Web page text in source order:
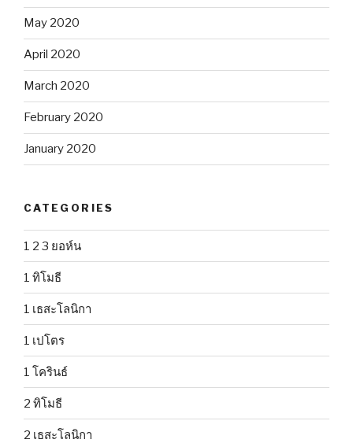
May 2020
April 2020
March 2020
February 2020
January 2020
CATEGORIES
1 2 3 ยอห์น
1 ทิโมธี
1 เธสะโลนิกา
1 เปโตร
1 โครินธ์
2 ทิโมธี
2 เธสะโลนิกา